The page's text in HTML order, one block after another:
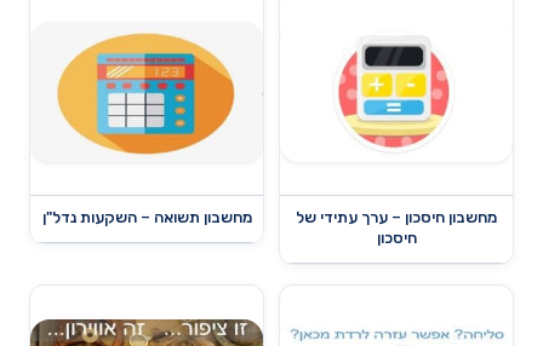
מחשבון חיסכון – ערך עתידי של
חיסכון
מחשבון תשואה – השקעות נדל"ן